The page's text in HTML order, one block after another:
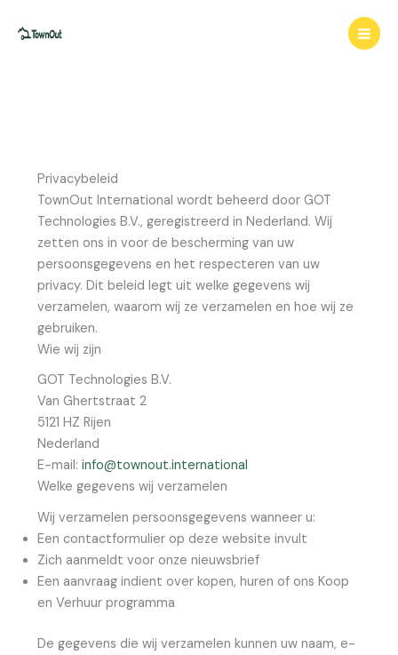
naar
Privacybeleid
TownOut International wordt beheerd door GOT
Technologies B.V., geregistreerd in Nederland. Wij
zetten ons in voor de bescherming van uw
persoonsgegevens en het respecteren van uw
privacy. Dit beleid legt uit welke gegevens wij
verzamelen, waarom wij ze verzamelen en hoe wij ze
gebruiken.
Wie wij zijn
GOT Technologies B.V.
Van Ghertstraat 2
5121 HZ Rijen
Nederland
E-mail:info@townout.international
Welke gegevens wij verzamelen
Wij verzamelen persoonsgegevens wanneer u:
Een contactformulier op deze website invult
Zich aanmeldt voor onze nieuwsbrief
Een aanvraag indient over kopen, huren of ons Koop
en Verhuur programma
De gegevens die wij verzamelen kunnen uw naam, e-